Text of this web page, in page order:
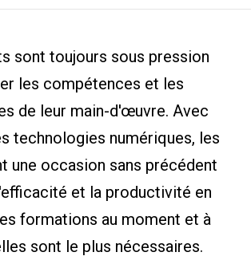
sont toujours sous pression
les compétences et les
de leur main-d'œuvre. Avec
technologies numériques, les
une occasion sans précédent
et la productivité en
formations au moment et à
sont le plus nécessaires.